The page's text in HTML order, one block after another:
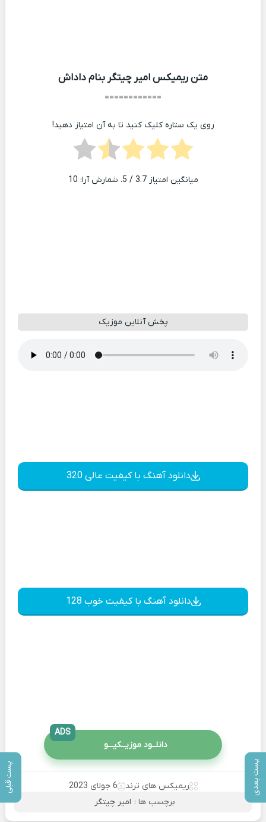
پست بعدی پست قبلی
متن ریمیکس امیر چیتگر بنام داداش
============
روی یک ستاره کلیک کنید تا به آن امتیاز دهید!
میانگین امتیاز3.7 / 5. شمارش آرا: 10
پخش آنلاین موزیک
دانلود آهنگ با کیفیت عالی 320
دانلود آهنگ با کیفیت خوب 128
دانلــود موزیــکیـــو
ADS
ریمیکس های ترند
6 جولای 2023
برچسب ها : امیر چیتگر